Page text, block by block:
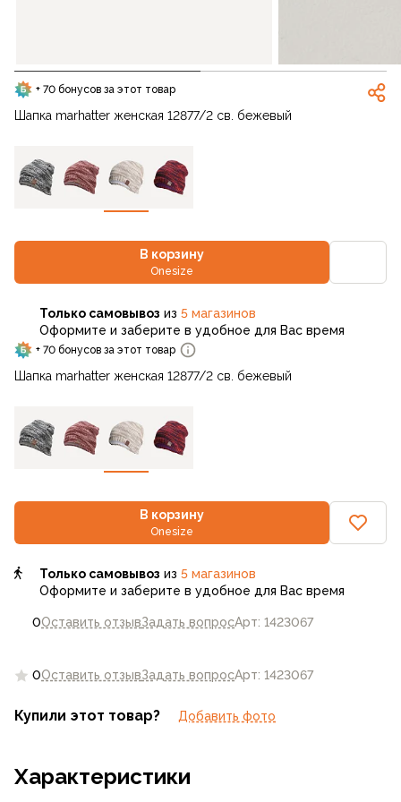
+ 70 бонусов за этот товар
Шапка marhatter женская 12877/2 св. бежевый
В корзину
Onesize
0Оставить отзывЗадать вопросАрт: 1423067
Только самовывоз из 5 магазинов
Оформите и заберите в удобное для Вас время
+ 70 бонусов за этот товар
Шапка marhatter женская 12877/2 св. бежевый
В корзину
Onesize
0Оставить отзывЗадать вопросАрт: 1423067
Только самовывоз из 5 магазинов
Оформите и заберите в удобное для Вас время
Купили этот товар? Добавить фото
Характеристики